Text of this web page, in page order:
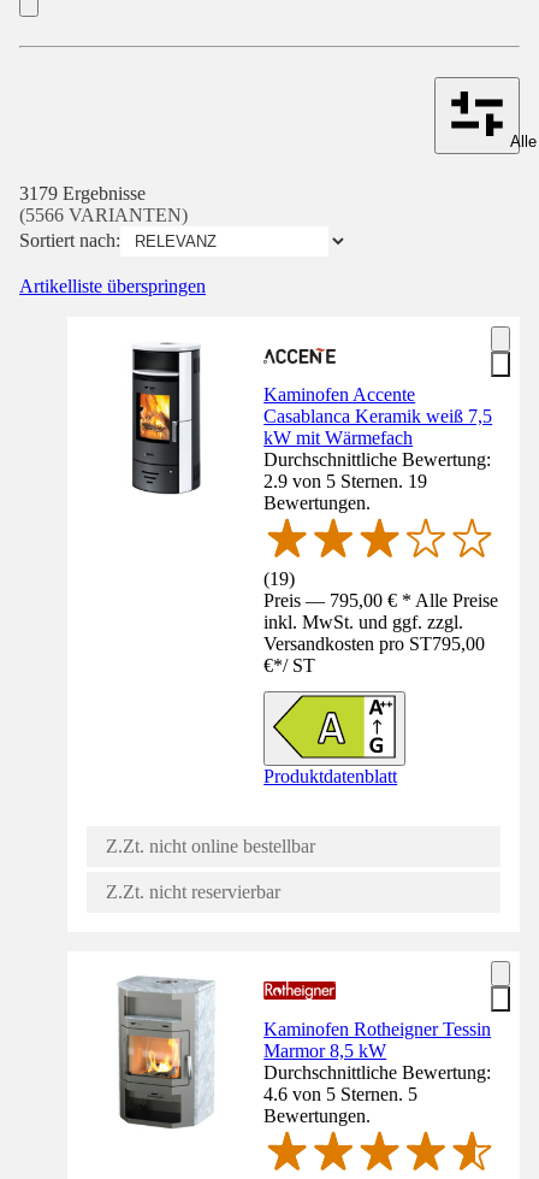
3179 Ergebnisse
(5566 VARIANTEN)
Sortiert nach:
Artikelliste überspringen
Kaminofen Accente
Casablanca Keramik weiß 7,5
kW mit Wärmefach
Durchschnittliche Bewertung:
2.9 von 5 Sternen. 19
Bewertungen.
(19)
Preis — 795,00 € * Alle Preise
inkl. MwSt. und ggf. zzgl.
Versandkosten pro ST795,00
€*/ ST
Produktdatenblatt
Z.Zt. nicht online bestellbar
Z.Zt. nicht reservierbar
Kaminofen Rotheigner Tessin
Marmor 8,5 kW
Durchschnittliche Bewertung:
4.6 von 5 Sternen. 5
Bewertungen.